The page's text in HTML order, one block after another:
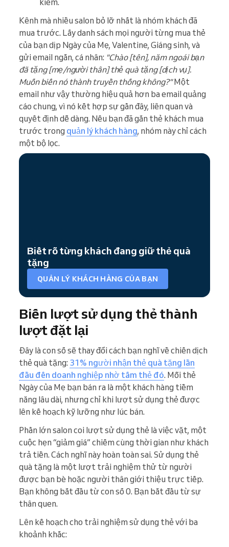
kiếm.
Kênh mà nhiều salon bỏ lỡ nhất là nhóm khách đã
mua trước. Lấy danh sách mọi người từng mua thẻ
của bạn dịp Ngày của Mẹ, Valentine, Giáng sinh, và
gửi email ngắn, cá nhân: "Chào [tên], năm ngoái bạn
đã tặng [mẹ/người thân] thẻ quà tặng [dịch vụ].
Muốn biến nó thành truyền thống không?"Một
email như vậy thường hiệu quả hơn ba email quảng
cáo chung, vì nó kết hợp sự gần đây, liên quan và
quyết định dễ dàng. Nếu bạn đã gắn thẻ khách mua
trước trong quản lý khách hàng, nhóm này chỉ cách
một bộ lọc.
Biết rõ từng khách đang giữ thẻ quà
tặng
QUẢN LÝ KHÁCH HÀNG CỦA BẠN
Biến lượt sử dụng thẻ thành
lượt đặt lại
Đây là con số sẽ thay đổi cách bạn nghĩ về chiến dịch
thẻ quà tặng: 31% người nhận thẻ quà tặng lần
đầu đến doanh nghiệp nhờ tấm thẻ đó. Mỗi thẻ
Ngày của Mẹ bạn bán ra là một khách hàng tiềm
năng lâu dài, nhưng chỉ khi lượt sử dụng thẻ được
lên kế hoạch kỹ lưỡng như lúc bán.
Phần lớn salon coi lượt sử dụng thẻ là việc vặt, một
cuộc hẹn “giảm giá” chiếm cùng thời gian như khách
trả tiền. Cách nghĩ này hoàn toàn sai. Sử dụng thẻ
quà tặng là một lượt trải nghiệm thử từ người
được bạn bè hoặc người thân giới thiệu trực tiếp.
Bạn không bắt đầu từ con số 0. Bạn bắt đầu từ sự
thân quen.
Lên kế hoạch cho trải nghiệm sử dụng thẻ với ba
khoảnh khắc: